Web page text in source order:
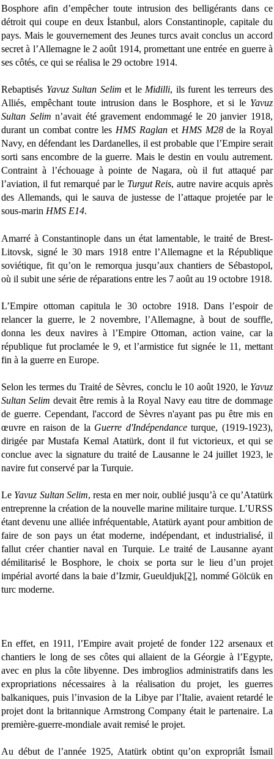
Bosphore afin d’empêcher toute intrusion des belligérants dans ce
détroit qui coupe en deux İstanbul, alors Constantinople, capitale du
pays. Mais le gouvernement des Jeunes turcs avait conclus un accord
secret à l’Allemagne le 2 août 1914, promettant une entrée en guerre à
ses côtés, ce qui se réalisa le 29 octobre 1914.
Rebaptisés Yavuz Sultan Selim et le Midilli, ils furent les terreurs des
Alliés, empêchant toute intrusion dans le Bosphore, et si le Yavuz
Sultan Selimn’avait été gravement endommagé le 20 janvier 1918,
durant un combat contre les HMS Raglan et HMS M28de la Royal
Navy, en défendant les Dardanelles, il est probable que l’Empire serait
sorti sans encombre de la guerre. Mais le destin en voulu autrement.
Contraint à l’échouage à pointe de Nagara, où il fut attaqué par
l’aviation, il fut remarqué par le Turgut Reis, autre navire acquis après
des Allemands, qui le sauva de justesse de l’attaque projetée par le
sous-marin HMS E14.
Amarré à Constantinople dans un état lamentable, le traité de Brest-
Litovsk, signé le 30 mars 1918 entre l’Allemagne et la République
soviétique, fit qu’on le remorqua jusqu’aux chantiers de Sébastopol,
où il subit une série de réparations entre les 7 août au 19 octobre 1918.
L’Empire ottoman capitula le 30 octobre 1918. Dans l’espoir de
relancer la guerre, le 2 novembre, l’Allemagne, à bout de souffle,
donna les deux navires à l’Empire Ottoman, action vaine, car la
république fut proclamée le 9, et l’armistice fut signée le 11, mettant
fin à la guerre en Europe.
Selon les termes du Traité de Sèvres, conclu le 10 août 1920, le Yavuz
Sultan Selim devait être remis à la Royal Navy eau titre de dommage
de guerre. Cependant, l'accord de Sèvres n'ayant pas pu être mis en
œuvre en raison de la Guerre d'Indépendanceturque, (1919-1923),
dirigée par Mustafa Kemal Atatürk, dont il fut victorieux, et qui se
conclue avec la signature du traité de Lausanne le 24 juillet 1923, le
navire fut conservé par la Turquie.
Le Yavuz Sultan Selim, resta en mer noir, oublié jusqu’à ce qu’Atatürk
entreprenne la création de la nouvelle marine militaire turque. L’URSS
étant devenu une alliée infréquentable, Atatürk ayant pour ambition de
faire de son pays un état moderne, indépendant, et industrialisé, il
fallut créer chantier naval en Turquie. Le traité de Lausanne ayant
démilitarisé le Bosphore, le choix se porta sur le lieu d’un projet
impérial avorté dans la baie d’Izmir, Gueuldjuk[2], nommé Gölcük en
turc moderne.
En effet, en 1911, l’Empire avait projeté de fonder 122 arsenaux et
chantiers le long de ses côtes qui allaient de la Géorgie à l’Egypte,
avec en plus la côte libyenne. Des imbroglios administratifs dans les
expropriations nécessaires à la réalisation du projet, les guerres
balkaniques, puis l’invasion de la Libye par l’Italie, avaient retardé le
projet dont la britannique Armstrong Company était le partenaire. La
première-guerre-mondiale avait remisé le projet.
Au début de l’année 1925, Atatürk obtint qu’on expropriât İsmail